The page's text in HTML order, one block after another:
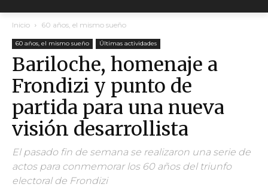
Inicio 60 años, el mismo sueño
60 años, el mismo sueño Últimas actividades
Bariloche, homenaje a
Frondizi y punto de
partida para una nueva
visión desarrollista
El pasado fin de semana se realizaron una serie de
actos para conmemorar los 60 años del triunfo
electoral de Frondizi